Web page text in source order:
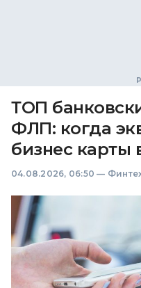
ТОП
ФЛП: когда
бизнес карты
04.08.2026, 06:50 —